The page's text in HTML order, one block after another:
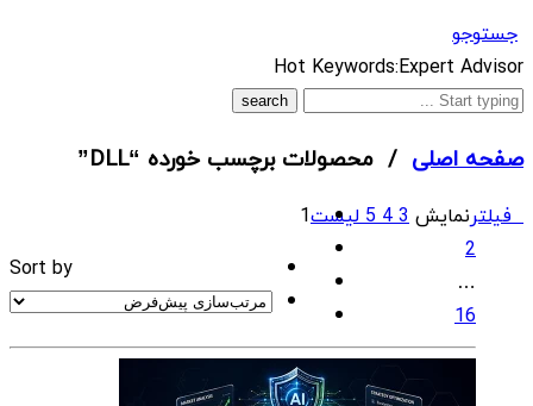
جستوجو
What
are
looking
for?
Hot Keywords:Expert Advisor
صفحه اصلی / محصولات برچسب خورده “DLL”
فیلترنمایش3
4
5لیست
Sort by
1
2
…
16